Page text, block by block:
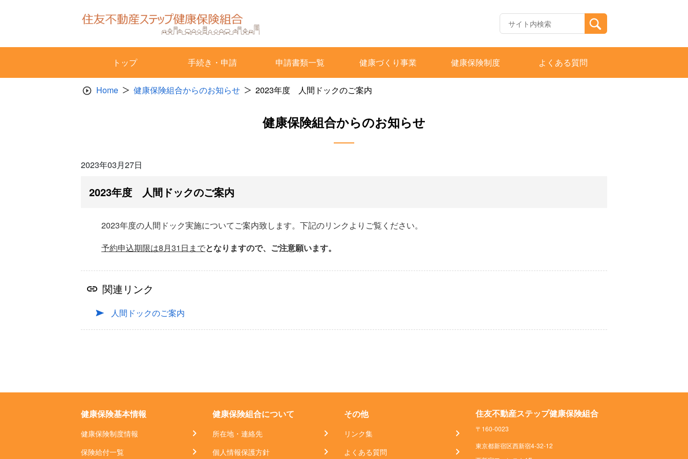
トップ 手続き・申請 申請書類一覧 健康づくり事業 健康保険制度 よくある質問
Home 健康保険組合からのお知らせ 2023年度 人間ドックのご案内
健康保険組合からのお知らせ
2023年03月27日
2023年度 人間ドックのご案内
2023年度の人間ドック実施についてご案内致します。下記のリンクよりご覧ください。
予約申込期限は8月31日までとなりますので、ご注意願います。
関連リンク
人間ドックのご案内
健康保険基本情報
健康保険制度情報
保険給付一覧
健康保険組合について
所在地・連絡先
個人情報保護方針
その他
リンク集
よくある質問
住友不動産ステップ健康保険組合
〒160-0023
東京都新宿区西新宿4-32-12